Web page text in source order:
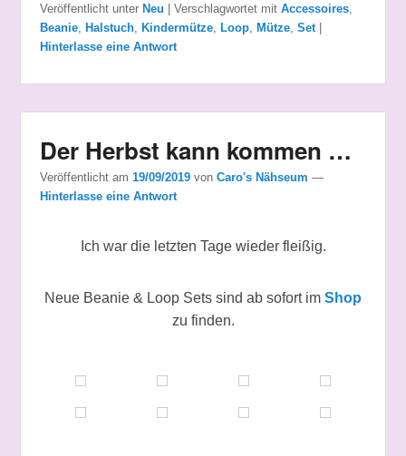
Veröffentlicht unter Neu | Verschlagwortet mit Accessoires,
Beanie, Halstuch, Kindermütze, Loop, Mütze, Set |
Hinterlasse eine Antwort
Der Herbst kann kommen …
Veröffentlicht am 19/09/2019 von Caro's Nähseum —
Hinterlasse eine Antwort
Ich war die letzten Tage wieder fleißig.
Neue Beanie & Loop Sets sind ab sofort im Shop
zu finden.